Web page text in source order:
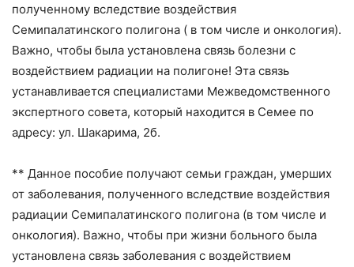
полученному вследствие воздействия
Семипалатинского полигона ( в том числе и онкология).
Важно, чтобы была установлена связь болезни с
воздействием радиации на полигоне! Эта связь
устанавливается специалистами Межведомственного
экспертного совета, который находится в Семее по
адресу: ул. Шакарима, 2б.
** Данное пособие получают семьи граждан, умерших
от заболевания, полученного вследствие воздействия
радиации Семипалатинского полигона (в том числе и
онкология). Важно, чтобы при жизни больного была
установлена связь заболевания с воздействием